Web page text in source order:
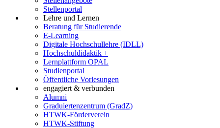
Stellenportal
Lehre und Lernen
Beratung für Studierende
E-Learning
Digitale Hochschullehre (IDLL)
Hochschuldidaktik +
Lernplattform OPAL
Studienportal
Öffentliche Vorlesungen
engagiert & verbunden
Alumni
Graduiertenzentrum (GradZ)
HTWK-Förderverein
HTWK-Stiftung